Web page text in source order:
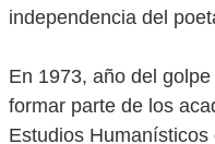
independencia del
En 1973, año del
formar parte de los
Estudios